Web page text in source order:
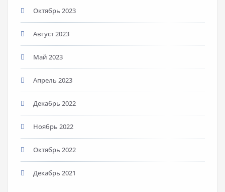
Октябрь 2023
Август 2023
Май 2023
Апрель 2023
Декабрь 2022
Ноябрь 2022
Октябрь 2022
Декабрь 2021